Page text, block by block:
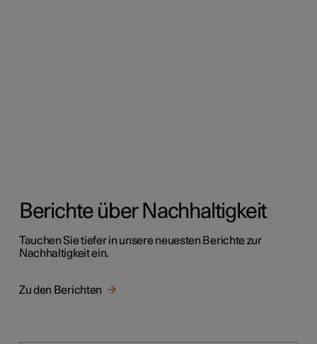
Berichte über Nachhaltigkeit
Tauchen Sie tiefer in unsere neuesten Berichte zur
Nachhaltigkeit ein.
Zu den Berichten